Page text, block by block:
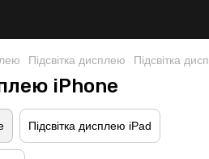
Підсвітка дисплею Підсвітка
iPhone
Підсвітка дисплею iPad